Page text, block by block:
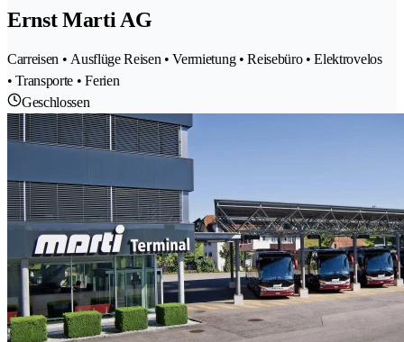
Ernst Marti AG
Carreisen • Ausflüge Reisen • Vermietung • Reisebüro • Elektrovelos
• Transporte • Ferien
Geschlossen